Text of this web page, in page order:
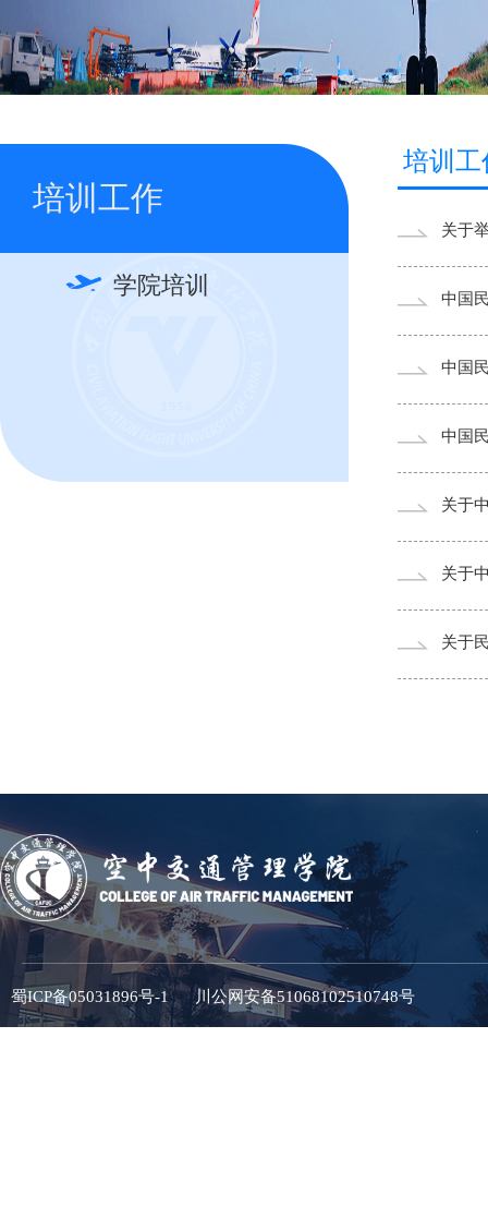
培训工作
学院培训
培训工
关于
中国
中国
中国
关于
关于
关于
蜀ICP备05031896号-1 川公网安备51068102510748号